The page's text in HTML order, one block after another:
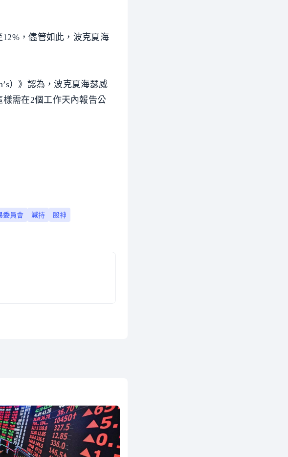
，儘管如此，波克夏海
）》認為，波克夏海瑟威
需在2個工作天內報告公
委員會 減持
股神